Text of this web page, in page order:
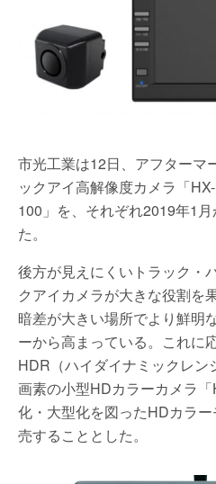
市光工業は12日、アフターマ
ックアイ高解像度カメラ「
100」を、それぞれ2019年1
た。
後方が見えにくいトラック・
クアイカメラが大きな役割を
暗差が大きい場所でより鮮明
ーから高まっている。これに
HDR（ハイダイナミックレ
画素の小型HDカラーカメラ
化・大型化を図ったHDカラ
売することとした。